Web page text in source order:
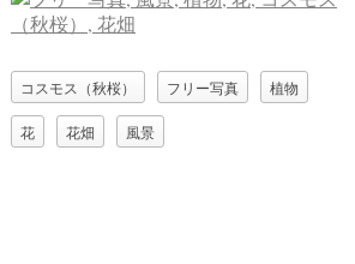
コスモス（秋桜） フリー写真 植物
花 花畑 風景